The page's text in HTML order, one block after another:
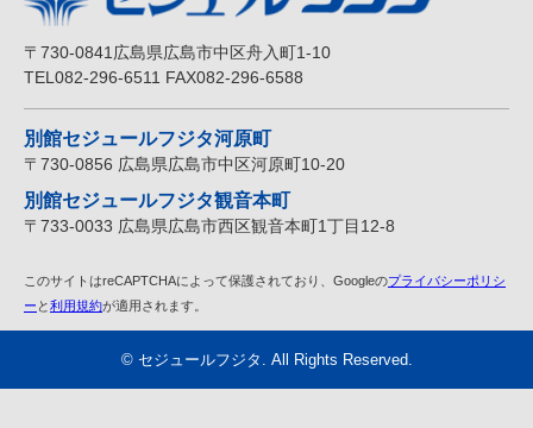
〒730-0841広島県広島市中区舟入町1-10
TEL082-296-6511 FAX082-296-6588
別館セジュールフジタ河原町
〒730-0856 広島県広島市中区河原町10-20
別館セジュールフジタ観音本町
〒733-0033 広島県広島市西区観音本町1丁目12-8
このサイトはreCAPTCHAによって保護されており、Googleのプライバシーポリシ
ー と利用規約が適用されます。
© セジュールフジタ . All Rights Reserved.